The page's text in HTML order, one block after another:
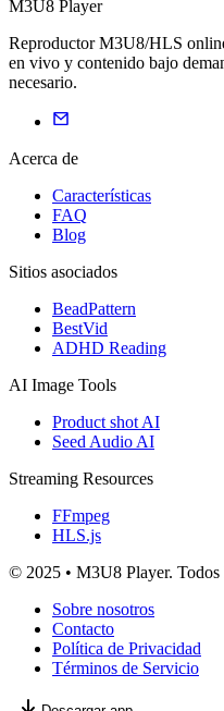
M3U8 Player
Reproductor M3U8/HLS
en vivo y contenido bajo
necesario.
Acerca de
Características
FAQ
Blog
Sitios asociados
BeadPattern
BestVid
ADHD Reading
AI Image Tools
Product shot AI
Seed Audio AI
Streaming Resources
FFmpeg
HLS.js
© 2025 • M3U8 Player. Todos
Sobre nosotros
Contacto
Política de Privacidad
Términos de Servicio